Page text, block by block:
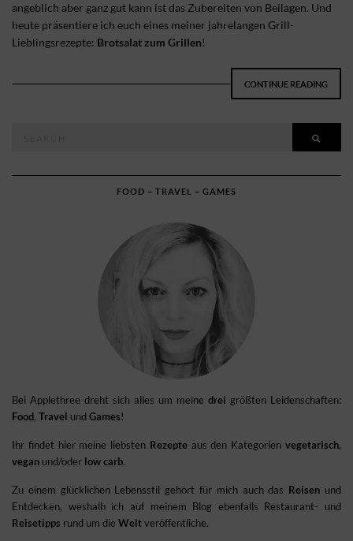
angeblich aber ganz gut kann ist das Zubereiten von Beilagen. Und
heute präsentiere ich euch eines meiner jahrelangen Grill-
Lieblingsrezepte: Brotsalat zum Grillen!
CONTINUE READING
FOOD – TRAVEL – GAMES
Bei Applethree dreht sich alles um meine drei größten Leidenschaften:
Food, Travel und Games!
Ihr findet hier meine liebsten Rezepteaus den Kategorienvegetarisch,
vegan und/oder low carb.
Zu einem glücklichen Lebensstil gehört für mich auch das Reisen und
Entdecken, weshalb ich auf meinem Blog ebenfalls Restaurant- und
Reisetipps rund um die Weltveröffentliche.